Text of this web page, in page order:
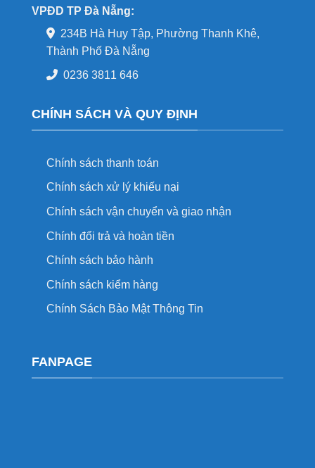
VPĐD TP Đà Nẵng:
234B Hà Huy Tập, Phường Thanh Khê,
Thành Phố Đà Nẵng
0236 3811 646
CHÍNH SÁCH VÀ QUY ĐỊNH
Chính sách thanh toán
Chính sách xử lý khiếu nại
Chính sách vận chuyển và giao nhận
Chính đổi trả và hoàn tiền
Chính sách bảo hành
Chính sách kiểm hàng
Chính Sách Bảo Mật Thông Tin
FANPAGE